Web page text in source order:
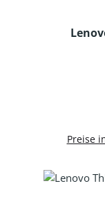
Preise